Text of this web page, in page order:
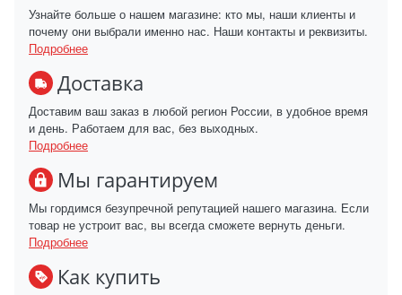
Узнайте больше о нашем магазине: кто мы, наши клиенты и
почему они выбрали именно нас. Наши контакты и реквизиты.
Подробнее
Доставка
Доставим ваш заказ в любой регион России, в удобное время
и день. Работаем для вас, без выходных.
Подробнее
Мы гарантируем
Мы гордимся безупречной репутацией нашего магазина. Если
товар не устроит вас, вы всегда сможете вернуть деньги.
Подробнее
Как купить